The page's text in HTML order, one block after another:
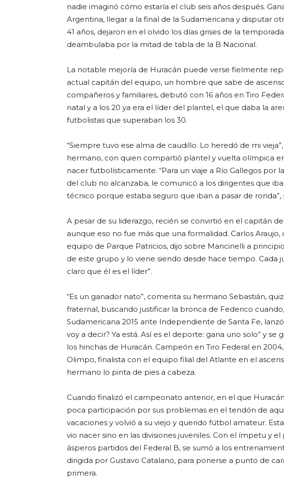
nadie imaginó cómo estaría el club seis años después.
Argentina, llegar a la final de la Sudamericana y disputar
41 años, dejaron en el olvido los días grises de la
deambulaba por la mitad de tabla de la B Nacional.
La notable mejoría de Huracán puede verse fielmente
actual capitán del equipo, un hombre que sabe de
compañeros y familiares, debutó con 16 años en Tiro
natal y a los 20 ya era el líder del plantel, el que daba la
futbolistas que superaban los 30.
“Siempre tuvo ese alma de caudillo. Lo heredó de mi
hermano, con quien compartió plantel y vuelta olímpica
nacer futbolísticamente. “Para un viaje a Río Gallegos por
del club no alcanzaba, le comunicó a los dirigentes que
técnico porque estaba seguro que iban a pasar de ronda”,
A pesar de su liderazgo, recién se convirtió en el capitán
aunque eso no fue más que una formalidad. Carlos
equipo de Parque Patricios, dijo sobre Mancinelli a
de este grupo y lo viene siendo desde hace tiempo. Cada
claro que él es el líder”.
“Es un ganador nato”, comenta su hermano Sebastián,
fraternal, buscando justificar la bronca de Federico
Sudamericana 2015 ante Independiente de Santa Fe,
voy a decir? Ya está. Así es el deporte: gana uno solo” y
los hinchas de Huracán. Campeón en Tiro Federal en
Olimpo, finalista con el equipo filial del Atlante en el
hermano lo pinta de pies a cabeza.
Cuando finalizó el campeonato anterior, en el que
poca participación por sus problemas en el tendón de
vacaciones y volvió a su viejo y querido fútbol amateur.
vio nacer sino en las divisiones juveniles. Con el ímpetu y
ásperos partidos del Federal B, se sumó a los
dirigida por Gustavo Catalano, para ponerse a punto de
primera.